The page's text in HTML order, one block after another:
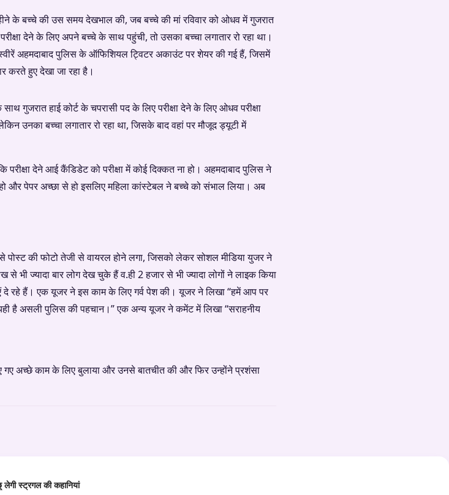
के बच्चे की उस समय देखभाल की, जब बच्चे की मां रविवार को ओधव में गुजरात
परीक्षा देने के लिए अपने बच्चे के साथ पहुंची, तो उसका बच्चा लगातार रो रहा था।
अहमदाबाद पुलिस के ऑफिशियल ट्विटर अकाउंट पर शेयर की गई हैं, जिसमें
करते हुए देखा जा रहा है।
गुजरात हाई कोर्ट के चपरासी पद के लिए परीक्षा देने के लिए ओधव परीक्षा
उनका बच्चा लगातार रो रहा था, जिसके बाद वहां पर मौजूद ड्यूटी में
देने आई कैंडिडेट को परीक्षा में कोई दिक्कत ना हो। अहमदाबाद पुलिस ने
हो और पेपर अच्छा से हो इसलिए महिला कांस्टेबल ने बच्चे को संभाल लिया। अब
पोस्ट की फोटो तेजी से वायरल होने लगा, जिसको लेकर सोशल मीडिया युजर ने
भी ज्यादा बार लोग देख चुके हैं व.ही 2 हजार से भी ज्यादा लोगों ने लाइक किया
दे रहे हैं। एक यूजर ने इस काम के लिए गर्व पेश की। यूजर ने लिखा “हमें आप पर
है असली पुलिस की पहचान।” एक अन्य यूजर ने कमेंट में लिखा “सराहनीय
गए अच्छे काम के लिए बुलाया और उनसे बातचीत की और फिर उन्होंने प्रशंसा
स्ट्रगल की कहानियां